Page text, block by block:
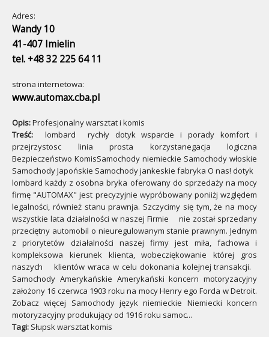
Adres:
Wandy 10
41-407 Imielin
tel. +48 32 225 64 11
strona internetowa:
www.automax.cba.pl
Opis:Profesjonalny warsztat i komis
Treść: lombard rychły dotyk wsparcie i porady komfort i
przejrzystosc linia prosta korzystanegacja logiczna
Bezpieczeństwo KomisSamochody niemieckie Samochody włoskie
Samochody Japońskie Samochody jankeskie fabryka O nas! dotyk
lombard każdy z osobna bryka oferowany do sprzedaży na mocy
firmę "AUTOMAX" jest precyzyjnie wypróbowany poniiżj względem
legalności, również stanu prawnja. Szczycimy się tym, że na mocy
wszystkie lata działalności w naszej Firmie nie został sprzedany
przeciętny automobil o nieuregulowanym stanie prawnym. Jednym
z priorytetów działalności naszej firmy jest miła, fachowa i
kompleksowa kierunek klienta, wobecziękowanie której gros
naszych klientów wraca w celu dokonania kolejnej transakcji.
Samochody Amerykańskie Amerykański koncern motoryzacyjny
założony 16 czerwca 1903 roku na mocy Henry ego Forda w Detroit.
Zobacz więcej Samochody język niemieckie Niemiecki koncern
motoryzacyjny produkujący od 1916 roku samoc...
Tagi: Słupsk warsztat komis